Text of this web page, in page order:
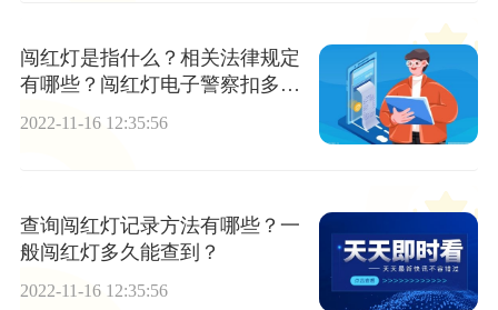
闯红灯是指什么？相关法律规定
有哪些？闯红灯电子警察扣多少
2022-11-16 12:35:56
查询闯红灯记录方法有哪些？一
般闯红灯多久能查到？
2022-11-16 12:35:56